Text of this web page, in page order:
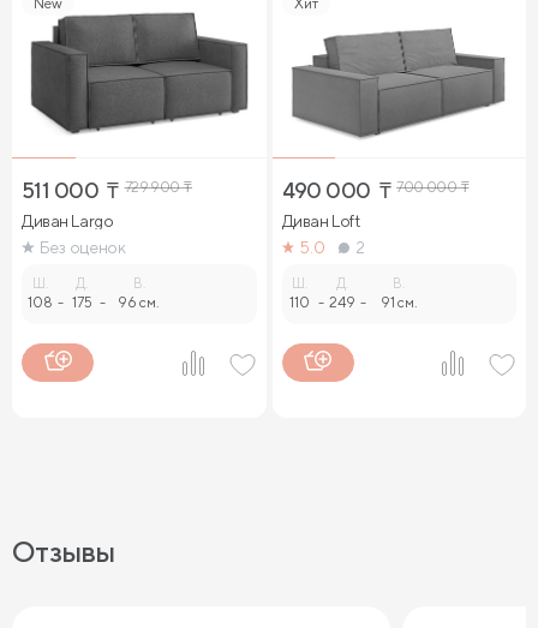
511 000 ₸ 729 900₸
Диван Largo
Без оценок
Ш.
108 -
Д.
175 -
В.
96 см.
490 000 ₸ 700 000₸
Диван Loft
5.0
2
Ш.
110 -
Д.
249 -
В.
91 см.
Отзывы